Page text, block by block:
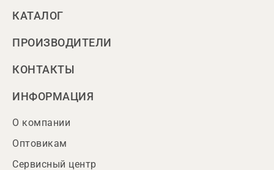
КАТАЛОГ
ПРОИЗВОДИТЕЛИ
КОНТАКТЫ
ИНФОРМАЦИЯ
О компании
Оптовикам
Сервисный центр